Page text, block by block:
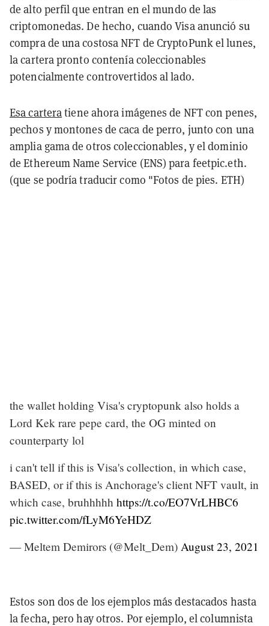
de alto perfil que entran en el mundo de las
criptomonedas. De hecho, cuando Visa anunció su
compra de una costosa NFT de CryptoPunk el lunes,
la cartera pronto contenía coleccionables
potencialmente controvertidos al lado.
Esa carteratiene ahora imágenes de NFT con penes,
pechos y montones de caca de perro, junto con una
amplia gama de otros coleccionables, y el dominio
de Ethereum Name Service (ENS) para feetpic.eth.
(que se podría traducir como "Fotos de pies. ETH)
the wallet holding Visa's cryptopunk also holds a
Lord Kek rare pepe card, the OG minted on
counterparty lol
i can't tell if this is Visa's collection, in which case,
BASED, or if this is Anchorage's client NFT vault, in
which case, bruhhhhh https://t.co/EO7VrLHBC6
pic.twitter.com/fLyM6YeHDZ
— Meltem Demirors (@Melt_Dem) August 23, 2021
Estos son dos de los ejemplos más destacados hasta
la fecha, pero hay otros. Por ejemplo, el columnista